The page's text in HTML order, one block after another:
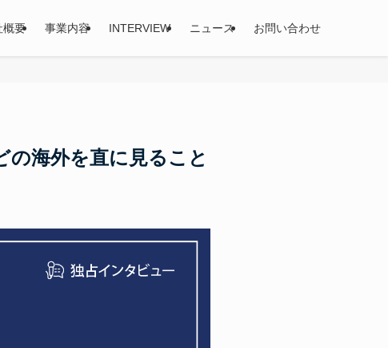
概要 事業内容 INTERVIEW ニュース お問い合わせ
海外を直に見ること